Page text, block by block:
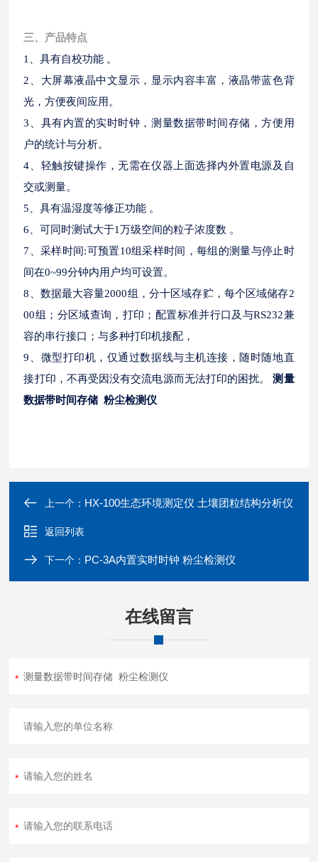
三、产品特点
1、具有自校功能 。
2、大屏幕液晶中文显示，显示内容丰富，液晶带蓝色背
光，方便夜间应用。
3、具有内置的实时时钟，测量数据带时间存储，方便用
户的统计与分析。
4、轻触按键操作，无需在仪器上面选择内外置电源及自
交或测量。
5、具有温湿度等修正功能 。
6、可同时测试大于1万级空间的粒子浓度数 。
7、采样时间:可预置10组采样时间，每组的测量与停止时
间在0~99分钟内用户均可设置。
8、数据最大容量2000组，分十区域存贮，每个区域储存2
00组；分区域查询，打印；配置标准并行口及与RS232兼
容的串行接口；与多种打印机接配，
9、微型打印机，仅通过数据线与主机连接，随时随地直
接打印，不再受因没有交流电源而无法打印的困扰。
测量
数据带时间存储 粉尘检测仪
上一个： HX-100生态环境测定仪 土壤团粒结构分析仪
返回列表
下一个： PC-3A内置实时时钟 粉尘检测仪
在线留言